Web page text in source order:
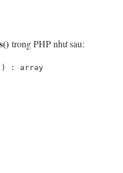
() trong PHP như sau:
) : array